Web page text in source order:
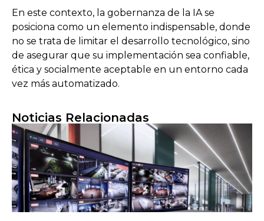
En este contexto, la gobernanza de la IA se
posiciona como un elemento indispensable, donde
no se trata de limitar el desarrollo tecnológico, sino
de asegurar que su implementación sea confiable,
ética y socialmente aceptable en un entorno cada
vez más automatizado.
Noticias Relacionadas